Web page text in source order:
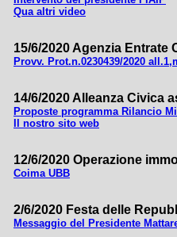
Qua altri video
15/6/2020 Agenzia
Provv. Prot.n.0230439/2020
14/6/2020 Alleanza Civica
Proposte programma Rilancio
Il nostro sito web
12/6/2020 Operazione
Coima UBB
2/6/2020 Festa delle
Messaggio del Presidente